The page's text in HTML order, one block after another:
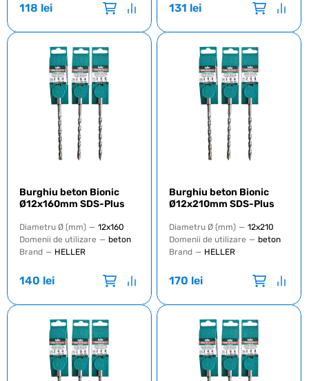
118 lei 131 lei
Burghiu beton Bionic
Ø12x160mm SDS-Plus
Diametru Ø (mm) — 12x160
Domenii de utilizare — beton
Brand — HELLER
140 lei
Burghiu beton Bionic
Ø12x210mm SDS-Plus
Diametru Ø (mm) — 12x210
Domenii de utilizare — beton
Brand — HELLER
170 lei